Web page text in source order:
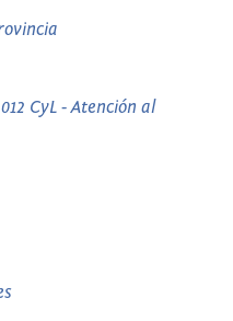
CyL - Atención al